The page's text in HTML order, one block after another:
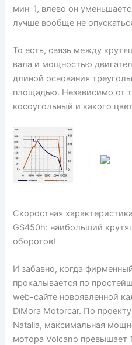
мин-1, влево он
лучше вообще не
То есть, связь между
вала и мощностью
длиной основания
площадью. Независимо от
косоугольный и какого
Скоростная
GS450h: наибольший
оборотов!
И забавно, когда
прокалывается по
web-сайте новоявленной
DiMora Motorcar. По
Natalia, максимальная
мотора Volcano